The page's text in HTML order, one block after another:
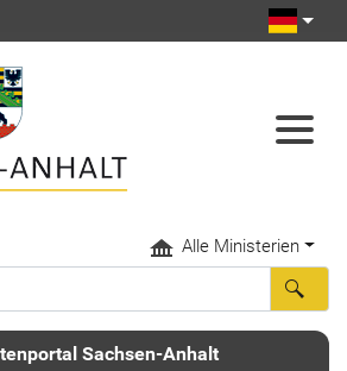
Alle Ministerien
Sachsen-Anhalt